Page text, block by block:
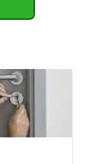
京田辺市
井手町